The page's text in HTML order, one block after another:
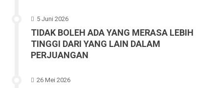
5 Juni 2026
TIDAK BOLEH ADA YANG MERASA LEBIH
TINGGI DARI YANG LAIN DALAM
PERJUANGAN
26 Mei 2026